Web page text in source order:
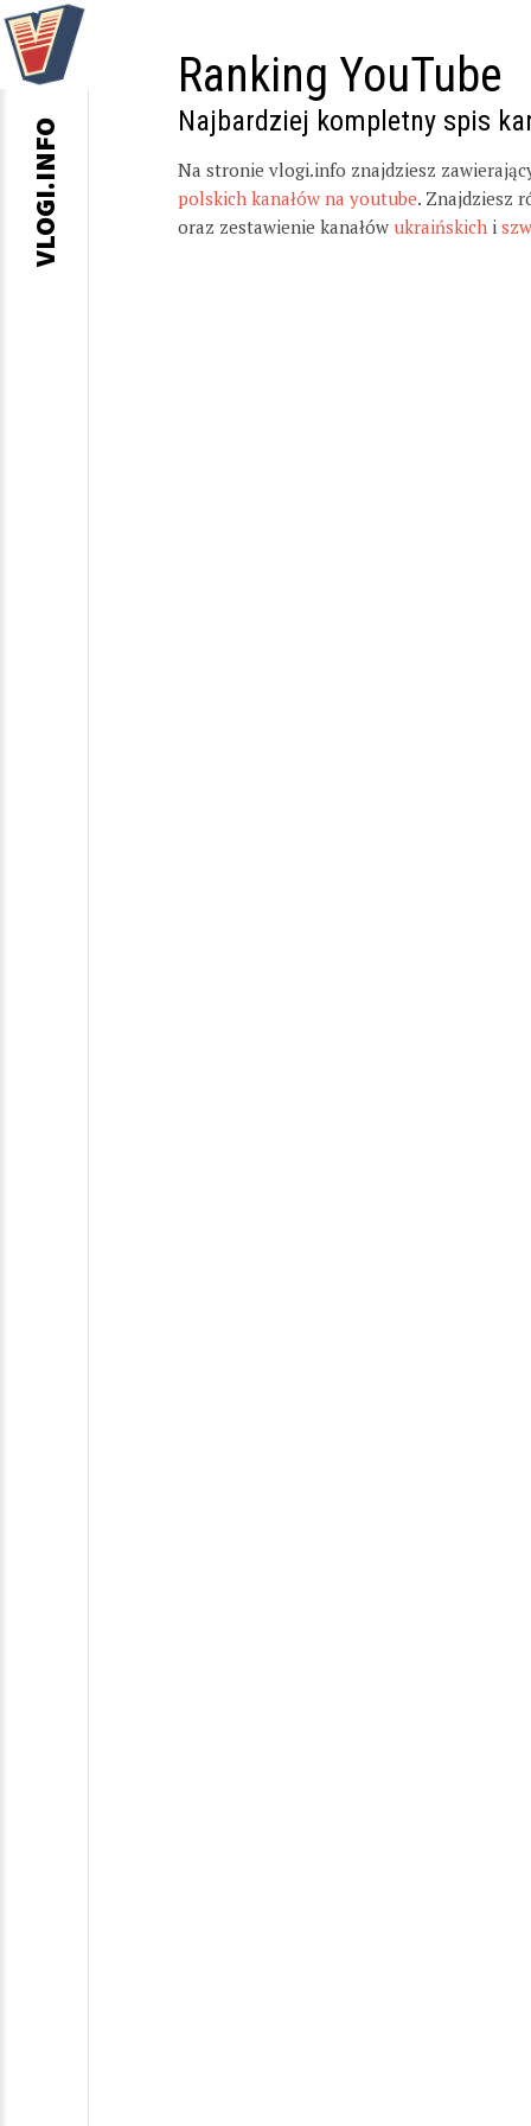
Ranking YouTube
Najbardziej kompletny spis
Na stronie vlogi.info znajdziesz
polskich kanałów na youtube. Znajdziesz
oraz zestawienie kanałów ukraińskich i
VLOGI.INFO